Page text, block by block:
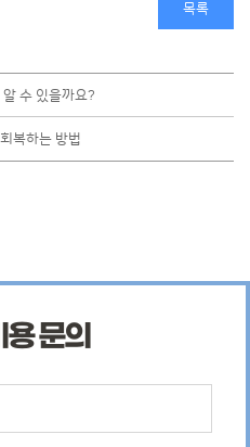
목록
수 있을까요?
복하는 방법
문의